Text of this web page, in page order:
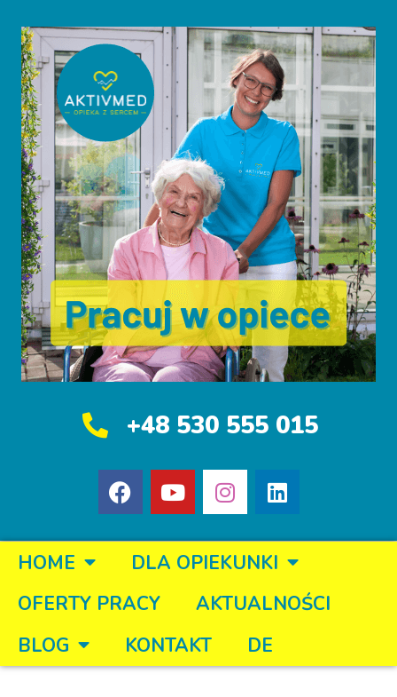
+48 530 555 015
HOME
DLA OPIEKUNKI
OFERTY PRACY
AKTUALNOŚCI
BLOG
KONTAKT DE